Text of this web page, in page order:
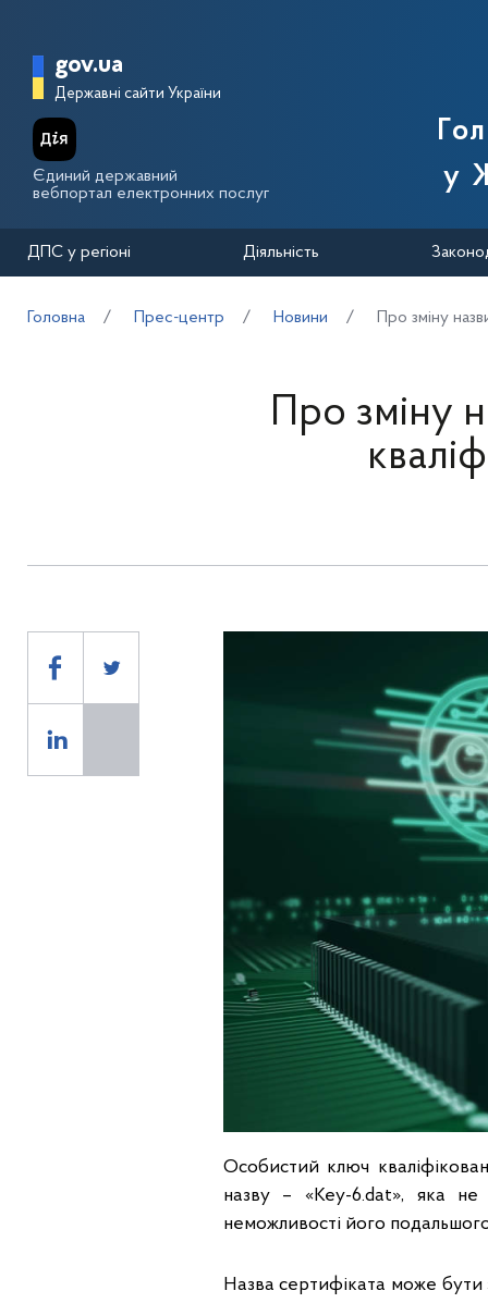
Головна сторінка Державної
gov.ua
Державні сайти України
Єдиний державний
вебпортал електронних послуг
у
ДПС у регіоні Діяльність
Головна Прес-центр Новини Про зміну
Про зміну
Особистий ключ
назву – «Key-6.dat», яка не
неможливості його
Назва сертифіката може